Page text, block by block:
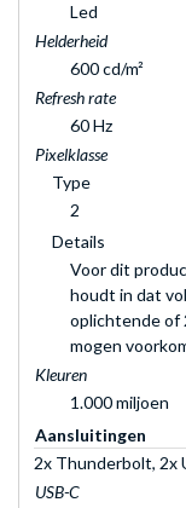
Led
Helderheid
600 cd/m²
Refresh rate
60 Hz
Pixelklasse
Type
2
Details
Voor dit
houdt in dat
oplichtende of
mogen
Kleuren
1.000 miljoen
Aansluitingen
2x Thunderbolt, 2x
USB-C